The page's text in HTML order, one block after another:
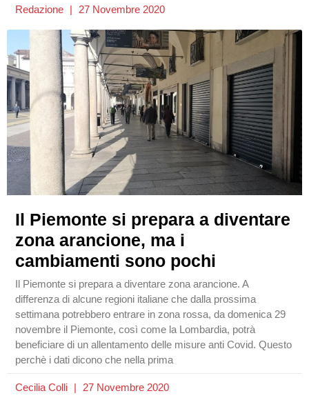
Redazione 27 Novembre 2020
Il Piemonte si prepara a diventare
zona arancione, ma i
cambiamenti sono pochi
Il Piemonte si prepara a diventare zona arancione. A
differenza di alcune regioni italiane che dalla prossima
settimana potrebbero entrare in zona rossa, da domenica 29
novembre il Piemonte, così come la Lombardia, potrà
beneficiare di un allentamento delle misure anti Covid. Questo
perchè i dati dicono che nella prima
Cecilia Colli 27 Novembre 2020